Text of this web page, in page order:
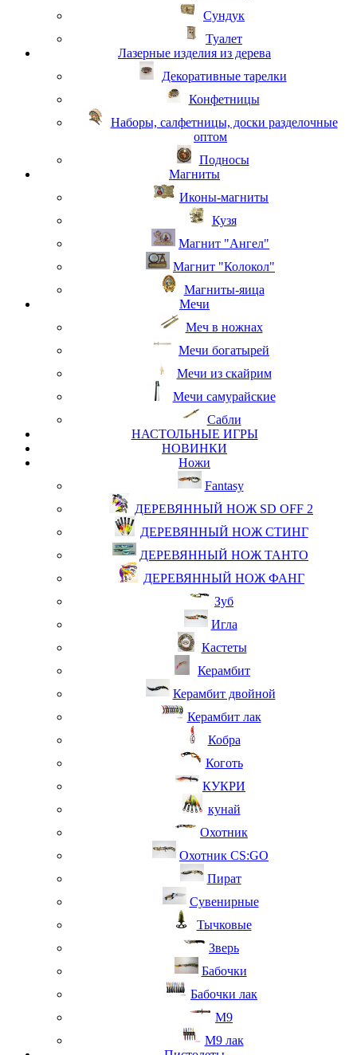
Сундук
Туалет
Лазерные изделия из дерева
Декоративные тарелки
Конфетницы
Наборы, салфетницы, доски разделочные
оптом
Подносы
Магниты
Иконы-магниты
Кузя
Магнит "Ангел"
Магнит "Колокол"
Магниты-яица
Мечи
Меч в ножнах
Мечи богатырей
Мечи из скайрим
Мечи самурайские
Сабли
НАСТОЛЬНЫЕ ИГРЫ
НОВИНКИ
Ножи
Fantasy
ДЕРЕВЯННЫЙ НОЖ SD OFF 2
ДЕРЕВЯННЫЙ НОЖ СТИНГ
ДЕРЕВЯННЫЙ НОЖ ТАНТО
ДЕРЕВЯННЫЙ НОЖ ФАНГ
Зуб
Игла
Кастеты
Керамбит
Керамбит двойной
Керамбит лак
Кобра
Коготь
КУКРИ
кунай
Охотник
Охотник CS:GO
Пират
Сувенирные
Тычковые
Зверь
Бабочки
Бабочки лак
М9
M9 лак